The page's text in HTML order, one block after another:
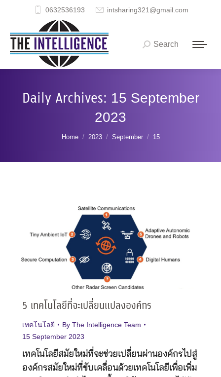
0632536193 intsharing321@gmail.com
Search:
Search
Daily Archives: 15 September
2023
You are here:
Home 2023 September 15
5 เทคโนโลยีที่จะเปลี่ยนแปลงองค์กร
เทคโนโลยี By The Intelligence Team
15 September 2023
เทคโนโลยีสมัยใหม่ที่จะช่วยเปลี่ยนผ่านองค์กรไปสู่
องค์กรสมัยใหม่ที่ขับเคลื่อนด้วยเทคโนโลยีเพื่อเพิ่ม